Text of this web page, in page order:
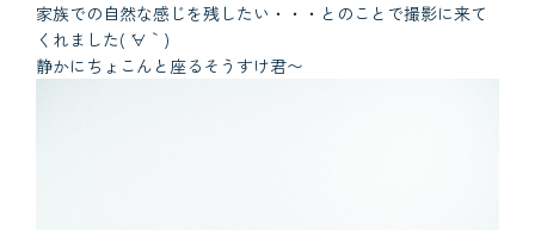
家族での自然な感じを残したい・・・とのことで撮影に来て
くれました( ´∀｀)
静かにちょこんと座るそうすけ君〜